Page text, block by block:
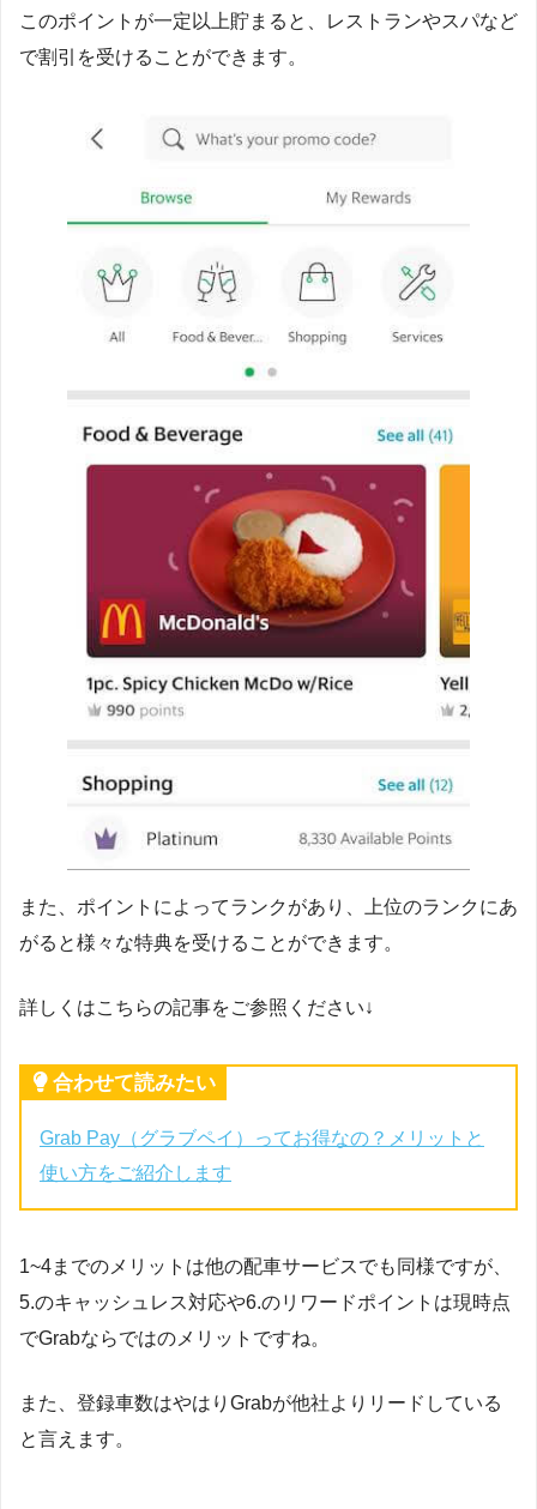
このポイントが一定以上貯まると、レストランやスパなど
で割引を受けることができます。
また、ポイントによってランクがあり、上位のランクにあ
がると様々な特典を受けることができます。
詳しくはこちらの記事をご参照ください↓
合わせて読みたい
Grab Pay（グラブペイ）ってお得なの？メリットと
使い方をご紹介します
1~4までのメリットは他の配車サービスでも同様ですが、
5.のキャッシュレス対応や6.のリワードポイントは現時点
でGrabならではのメリットですね。
また、登録車数はやはりGrabが他社よりリードしている
と言えます。